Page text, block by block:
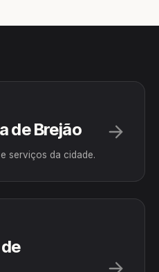
de Brejão
serviços da cidade.